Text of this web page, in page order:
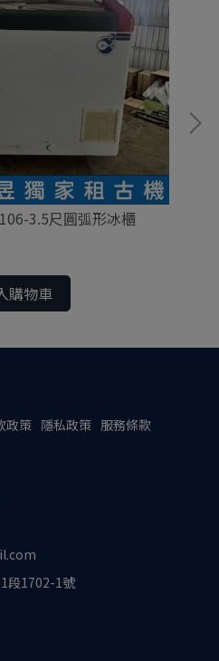
3.5尺圓弧形冰櫃
購物車
政策 隱私政策 服務條款
段1702-1號